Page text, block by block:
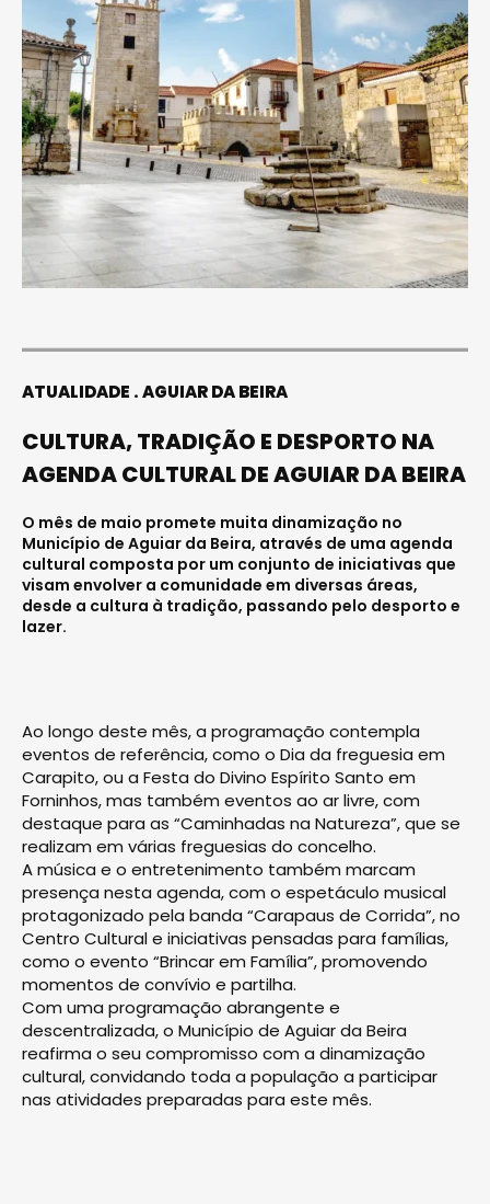
ATUALIDADE AGUIAR DA BEIRA
CULTURA, TRADIÇÃO E DESPORTO NA
AGENDA CULTURAL DE AGUIAR DA BEIRA
O mês de maio promete muita dinamização no
Município de Aguiar da Beira, através de uma agen­da
cultural composta por um conjunto de iniciativas que
visam envolver a comunidade em diversas áreas,
desde a cultura à tradição, passando pelo desporto e
lazer.
Ao longo deste mês, a programação contempla
eventos de referência, como o Dia da freguesia em
Carapito, ou a Festa do Divino Espírito Santo em
Forninhos, mas também eventos ao ar livre, com
destaque para as “Caminhadas na Natureza”, que se
realizam em várias freguesias do concelho.
A música e o entretenimento também marcam
presença nesta agenda, com o espetáculo musical
protagonizado pela banda “Carapaus de Corrida”, no
Centro Cultural e iniciativas pensadas para famílias,
como o evento “Brincar em Família”, promovendo
momentos de convívio e partilha.
Com uma programação abrangente e
descentralizada, o Município de Aguiar da Beira
reafirma o seu compromisso com a dinamização
cultural, convidando toda a população a participar
nas atividades preparadas para este mês.